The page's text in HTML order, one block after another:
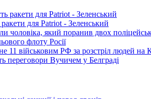
для Patriot - Зеленський
чоловіка, який поранив двох
флоту Росії
11 військовим РФ за розстріл людей на
переговори Вучичем у Белграді